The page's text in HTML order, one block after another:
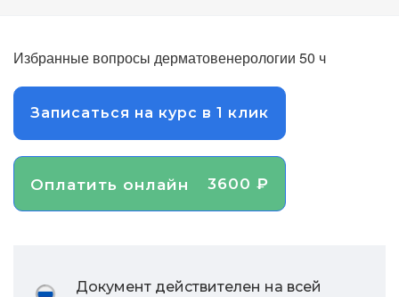
Избранные вопросы дерматовенерологии 50 ч
Записаться на курс в 1 клик
Оплатить онлайн 3600 ₽
Документ действителен на всей